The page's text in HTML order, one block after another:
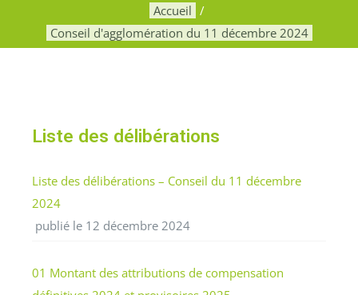
Accueil
Conseil d'agglomération du 11 décembre 2024
Liste des délibérations
Liste des délibérations – Conseil du 11 décembre
2024
publié le 12 décembre 2024
01 Montant des attributions de compensation